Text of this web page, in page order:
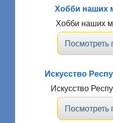
Хобби наших
Хобби наших
Посмотреть
Искусство
Искусство
Посмотреть